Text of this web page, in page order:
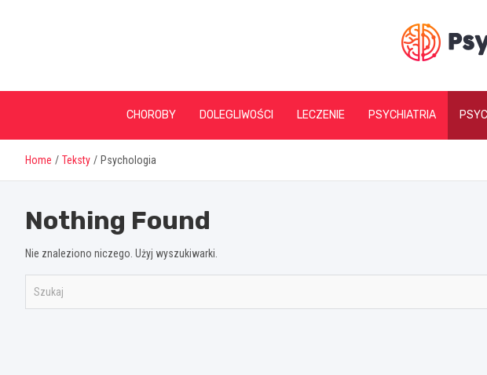
CHOROBY DOLEGLIWOŚCI LECZENIE PSYCHIATRIA
Home Teksty Psychologia
Nothing Found
Nie znaleziono niczego. Użyj wyszukiwarki.